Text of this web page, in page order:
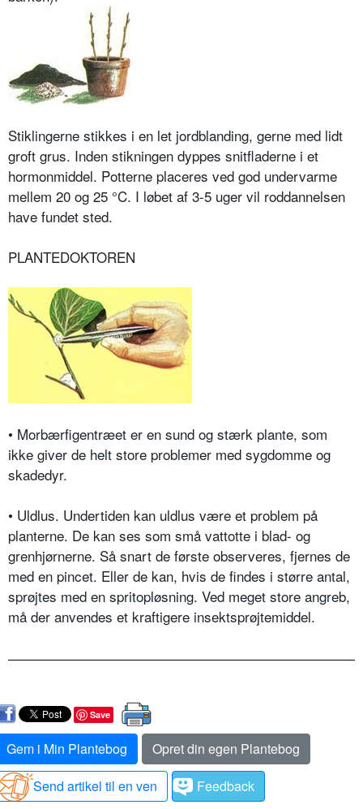
Stiklingerne stikkes i en let jordblanding, gerne med lidt
groft grus. Inden stikningen dyppes snitfladerne i et
hormonmiddel. Potterne placeres ved god undervarme
mellem 20 og 25 °C. I løbet af 3-5 uger vil roddannelsen
have fundet sted.
PLANTEDOKTOREN
• Morbærfigentræet er en sund og stærk plante, som
ikke giver de helt store problemer med sygdomme og
skadedyr.
• Uldlus. Undertiden kan uldlus være et problem på
planterne. De kan ses som små vattotte i blad- og
grenhjørnerne. Så snart de første observeres, fjernes de
med en pincet. Eller de kan, hvis de findes i større antal,
sprøjtes med en spritopløsning. Ved meget store angreb,
må der anvendes et kraftigere insektsprøjtemiddel.
Save
Gem i Min Plantebog
Opret din egen Plantebog
Send artikel til en ven
Feedback